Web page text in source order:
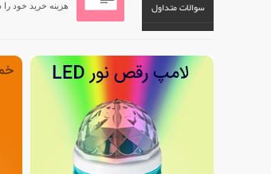
سوالات متداول
هزینه خرید خود